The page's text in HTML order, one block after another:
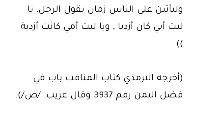
وليأتين على الناس زمان يقول الرجل‏:‏ يا
ليت أبي كان أزديا‏ , ويا ليت أمي كانت أزدية‏
))
‏(‏أخرجه الترمذي كتاب المناقب باب في
فضل اليمن رقم 3937 وقال غريب‏.‏ /ص/‏)‏‏.‏